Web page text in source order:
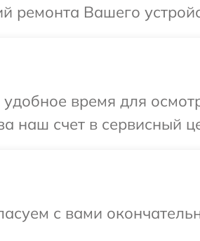
ремонта Вашего
удобное время для
наш счет в сервисный
с вами